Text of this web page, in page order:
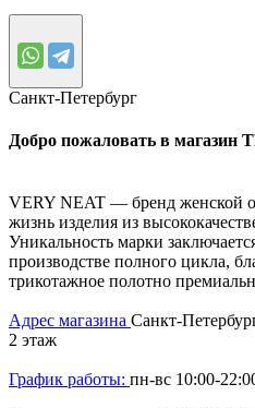
Санкт-Петербург
Добро пожаловать в
VERY NEAT — бренд женской
жизнь изделия из
Уникальность марки
производстве полного цикла,
трикотажное полотно
Адрес магазина Санкт-
2 этаж
График работы: пн-вс 10:00-